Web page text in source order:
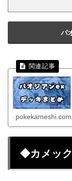
パ
pokekameshi.com
◆カメッ